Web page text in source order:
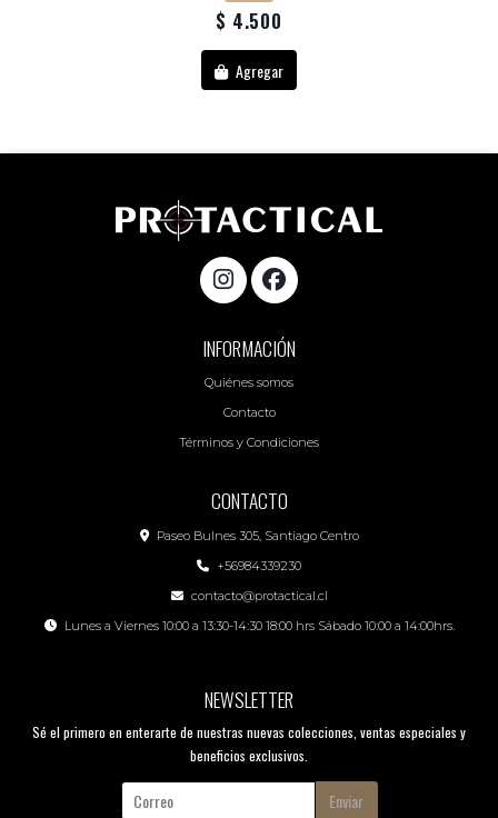
$ 4.500
Agregar
INFORMACIÓN
Quiénes somos
Contacto
Términos y Condiciones
CONTACTO
Paseo Bulnes 305, Santiago Centro
+56984339230
contacto@protactical.cl
Lunes a Viernes 10:00 a 13:30-14:30 18:00 hrs Sábado 10:00 a 14:00hrs.
NEWSLETTER
Sé el primero en enterarte de nuestras nuevas colecciones, ventas especiales y
beneficios exclusivos.
Enviar